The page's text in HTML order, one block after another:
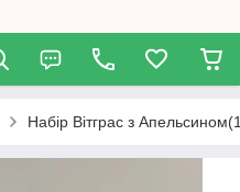
Набір Вітграс з